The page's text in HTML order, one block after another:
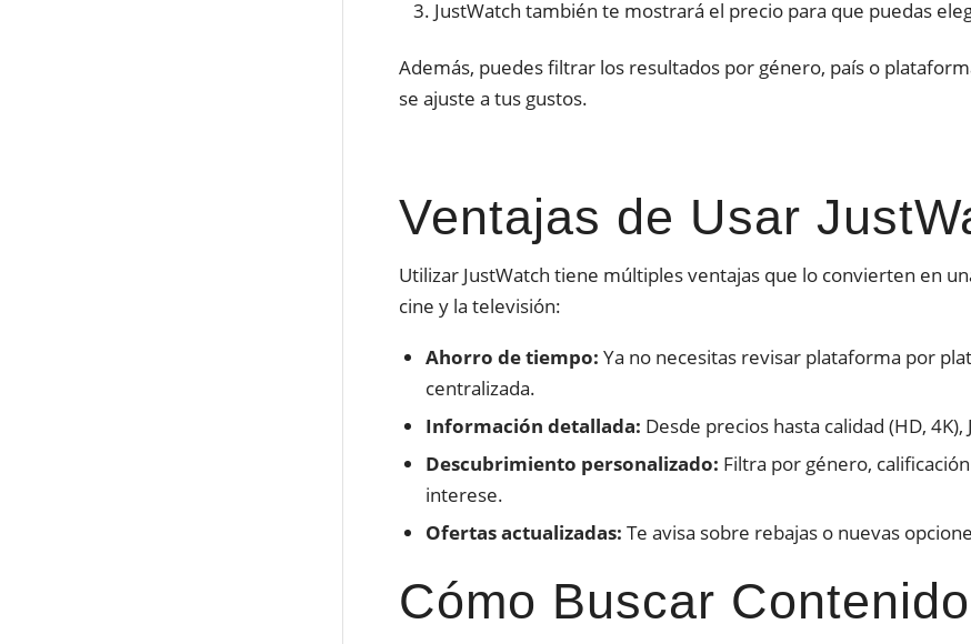
JustWatch también te mostrará el precio para que puedas
Además, puedes filtrar los resultados por género, país o
se ajuste a tus gustos.
Ventajas de Usar
Utilizar JustWatch tiene múltiples ventajas que lo convierten en
cine y la televisión:
Ahorro de tiempo: Ya no necesitas revisar plataforma por
centralizada.
Información detallada: Desde precios hasta calidad (HD,
Descubrimiento personalizado: Filtra por género,
interese.
Ofertas actualizadas: Te avisa sobre rebajas o nuevas
Cómo Buscar